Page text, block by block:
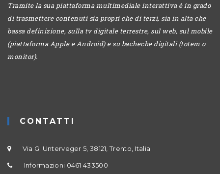
Tramite la sua piattaforma multimediale interattiva è in grado
di trasmettere contenuti sia propri che di terzi, sia in alta che
bassa definizione, sulla tv digitale terrestre, sul web, sul mobile
(piattaforma Apple e Android) e su bacheche digitali (totem o
monitor).
CONTATTI
Via G. Unterveger 5, 38121, Trento, Italia
Informazioni 0461 433500